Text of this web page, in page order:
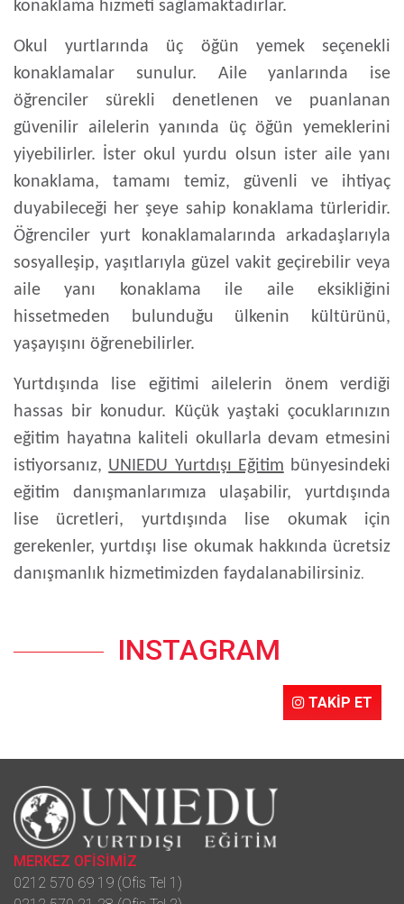
konaklama hizmeti sağlamaktadırlar.
Okul yurtlarında üç öğün yemek seçenekli
konaklamalar sunulur. Aile yanlarında ise
öğrenciler sürekli denetlenen ve puanlanan
güvenilir ailelerin yanında üç öğün yemeklerini
yiyebilirler. İster okul yurdu olsun ister aile yanı
konaklama, tamamı temiz, güvenli ve ihtiyaç
duyabileceği her şeye sahip konaklama türleridir.
Öğrenciler yurt konaklamalarında arkadaşlarıyla
sosyalleşip, yaşıtlarıyla güzel vakit geçirebilir veya
aile yanı konaklama ile aile eksikliğini
hissetmeden bulunduğu ülkenin kültürünü,
yaşayışını öğrenebilirler.
Yurtdışında lise eğitimi ailelerin önem verdiği
hassas bir konudur. Küçük yaştaki çocuklarınızın
eğitim hayatına kaliteli okullarla devam etmesini
istiyorsanız, UNIEDU Yurtdışı Eğitim bünyesindeki
eğitim danışmanlarımıza ulaşabilir, yurtdışında
lise ücretleri, yurtdışında lise okumak için
gerekenler, yurtdışı lise okumak hakkında ücretsiz
danışmanlık hizmetimizden faydalanabilirsiniz.
INSTAGRAM
TAKİP ET
MERKEZ OFİSİMİZ
0212 570 69 19 (Ofis Tel 1)